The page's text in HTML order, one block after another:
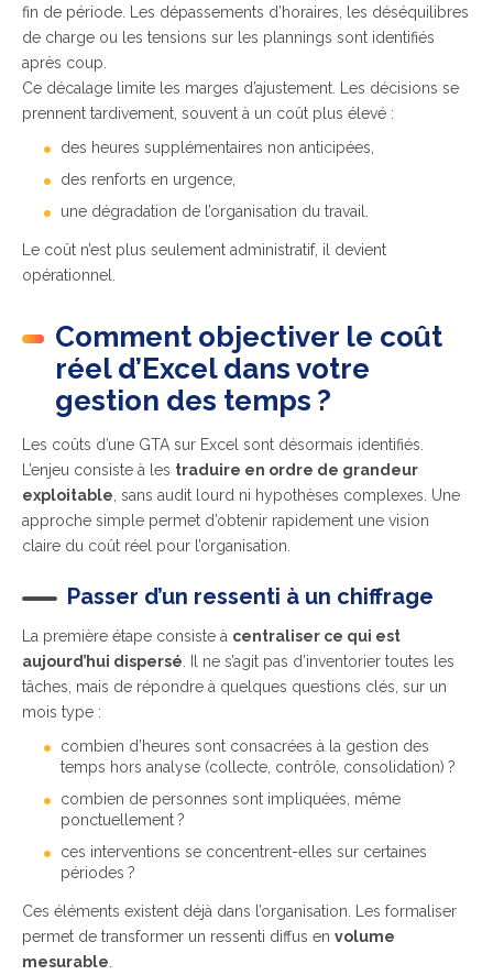
fin de période. Les dépassements d’horaires, les déséquilibres
de charge ou les tensions sur les plannings sont identifiés
après coup.
Ce décalage limite les marges d’ajustement. Les décisions se
prennent tardivement, souvent à un coût plus élevé :
des heures supplémentaires non anticipées,
des renforts en urgence,
une dégradation de l’organisation du travail.
Le coût n’est plus seulement administratif, il devient
opérationnel.
Comment objectiver le coût
réel d’Excel dans votre
gestion des temps ?
Les coûts d’une GTA sur Excel sont désormais identifiés.
L’enjeu consiste à les traduire en ordre de grandeur
exploitable , sans audit lourd ni hypothèses complexes. Une
approche simple permet d’obtenir rapidement une vision
claire du coût réel pour l’organisation.
Passer d’un ressenti à un chiffrage
La première étape consiste à centraliser ce qui est
aujourd’hui dispersé . Il ne s’agit pas d’inventorier toutes les
tâches, mais de répondre à quelques questions clés, sur un
mois type :
combien d’heures sont consacrées à la gestion des
temps hors analyse (collecte, contrôle, consolidation) ?
combien de personnes sont impliquées, même
ponctuellement ?
ces interventions se concentrent-elles sur certaines
périodes ?
Ces éléments existent déjà dans l’organisation. Les formaliser
permet de transformer un ressenti diffus en volume
mesurable